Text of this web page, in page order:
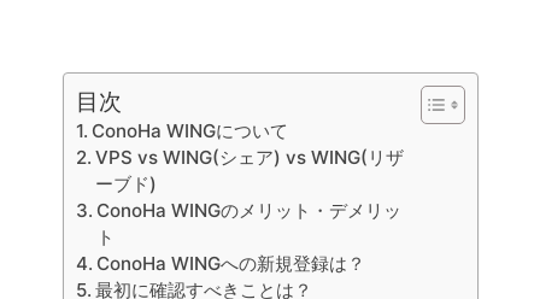
目次
ConoHa WINGについて
VPS vs WING(シェア) vs WING(リザ
ーブド)
ConoHa WINGのメリット・デメリッ
ト
ConoHa WINGへの新規登録は？
最初に確認すべきことは？